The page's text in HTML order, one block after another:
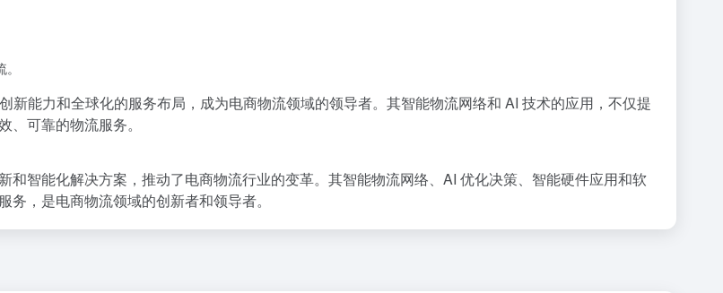
新能力和全球化的服务布局，成为电商物流领域的领导者。其智能物流网络和 AI 技术的应用，不仅提
可靠的物流服务。
智能化解决方案，推动了电商物流行业的变革。其智能物流网络、AI 优化决策、智能硬件应用和软
，是电商物流领域的创新者和领导者。